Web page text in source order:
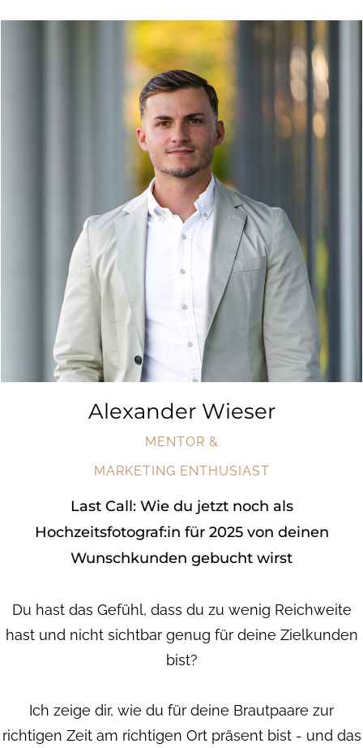
Alexander Wieser
MENTOR &
MARKETING ENTHUSIAST
Last Call: Wie du jetzt noch als
Hochzeitsfotograf:in für 2025 von deinen
Wunschkunden gebucht wirst
Du hast das Gefühl, dass du zu wenig Reichweite
hast und nicht sichtbar genug für deine Zielkunden
bist?
Ich zeige dir, wie du für deine Brautpaare zur
richtigen Zeit am richtigen Ort präsent bist - und das